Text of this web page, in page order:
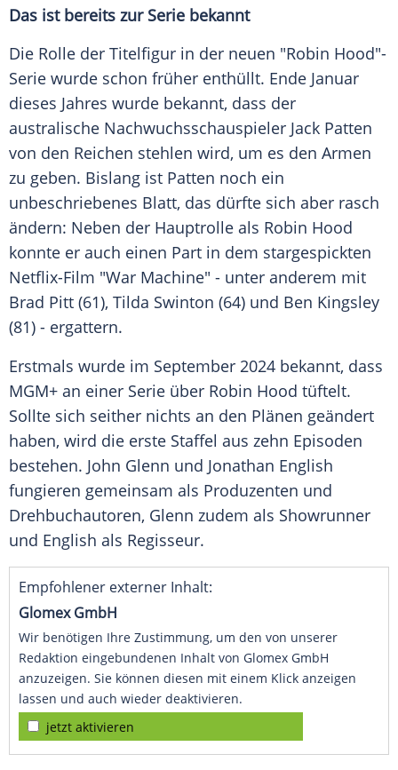
Das ist bereits zur Serie bekannt
Die Rolle der Titelfigur in der neuen "Robin Hood"-
Serie wurde schon früher enthüllt. Ende Januar
dieses Jahres wurde bekannt, dass der
australische Nachwuchsschauspieler Jack Patten
von den Reichen stehlen wird, um es den Armen
zu geben. Bislang ist Patten noch ein
unbeschriebenes Blatt, das dürfte sich aber rasch
ändern: Neben der Hauptrolle als Robin Hood
konnte er auch einen Part in dem stargespickten
Netflix-Film "War Machine" - unter anderem mit
Brad Pitt (61), Tilda Swinton (64) und Ben Kingsley
(81) - ergattern.
Erstmals wurde im September 2024 bekannt, dass
MGM+ an einer Serie über Robin Hood tüftelt.
Sollte sich seither nichts an den Plänen geändert
haben, wird die erste Staffel aus zehn Episoden
bestehen. John Glenn und Jonathan English
fungieren gemeinsam als Produzenten und
Drehbuchautoren, Glenn zudem als Showrunner
und English als Regisseur.
Empfohlener externer Inhalt:
Glomex GmbH
Wir benötigen Ihre Zustimmung, um den von unserer
Redaktion eingebundenen Inhalt von Glomex GmbH
anzuzeigen. Sie können diesen mit einem Klick anzeigen
lassen und auch wieder deaktivieren.
jetzt aktivieren